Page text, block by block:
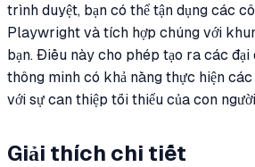
trình duyệt, bạn có thể tận dụng các
Playwright và tích hợp chúng với
bạn. Điều này cho phép tạo ra các đại
thông minh có khả năng thực hiện
với sự can thiệp tối thiểu của con
Giải thích chi tiết